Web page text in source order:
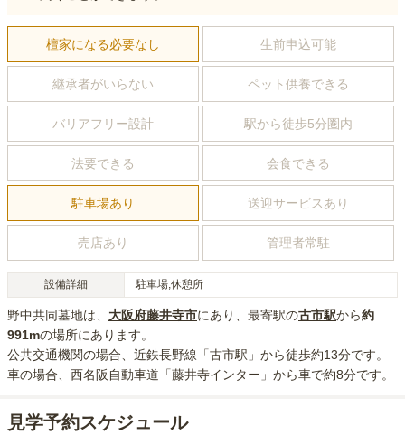
檀家になる必要なし 生前申込可能
継承者がいらない ペット供養できる
バリアフリー設計 駅から徒歩5分圏内
法要できる 会食できる
駐車場あり 送迎サービスあり
売店あり 管理者常駐
設備詳細 駐車場,休憩所
野中共同墓地は、 大阪府藤井寺市にあり 、最寄駅の古市駅から約
991mの場所にあり ます。
公共交通機関の場合、近鉄長野線「古市駅」から徒歩約13分です。
車の場合、西名阪自動車道「藤井寺インター」から車で約8分です。
見学予約スケジュール